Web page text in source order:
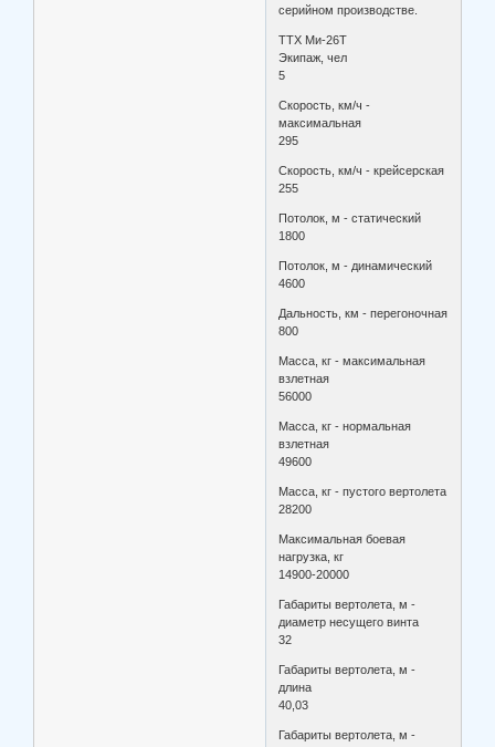
серийном производстве.
ТТХ Ми-26Т
Экипаж, чел
5
Скорость, км/ч -
максимальная
295
Скорость, км/ч - крейсерская
255
Потолок, м - статический
1800
Потолок, м - динамический
4600
Дальность, км - перегоночная
800
Масса, кг - максимальная
взлетная
56000
Масса, кг - нормальная
взлетная
49600
Масса, кг - пустого вертолета
28200
Максимальная боевая
нагрузка, кг
14900-20000
Габариты вертолета, м -
диаметр несущего винта
32
Габариты вертолета, м -
длина
40,03
Габариты вертолета, м -